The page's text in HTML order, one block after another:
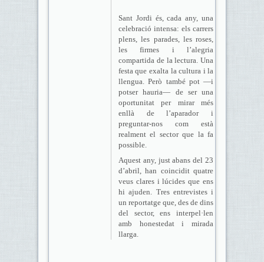
Sant Jordi és, cada any, una
celebració intensa: els carrers
plens, les parades, les roses,
les firmes i l’alegria
compartida de la lectura. Una
festa que exalta la cultura i la
llengua. Però també pot —i
potser hauria— de ser una
oportunitat per mirar més
enllà de l’aparador i
preguntar-nos com està
realment el sector que la fa
possible.
Aquest any, just abans del 23
d’abril, han coincidit quatre
veus clares i lúcides que ens
hi ajuden. Tres entrevistes i
un reportatge que, des de dins
del sector, ens interpel·len
amb honestedat i mirada
llarga.